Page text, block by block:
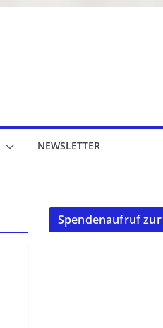
NEWSLETTER
Spendenaufruf zur